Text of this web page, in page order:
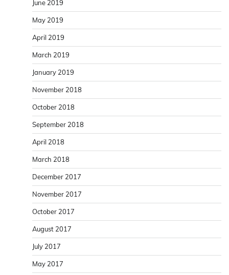
June 2019
May 2019
April 2019
March 2019
January 2019
November 2018
October 2018
September 2018
April 2018
March 2018
December 2017
November 2017
October 2017
August 2017
July 2017
May 2017